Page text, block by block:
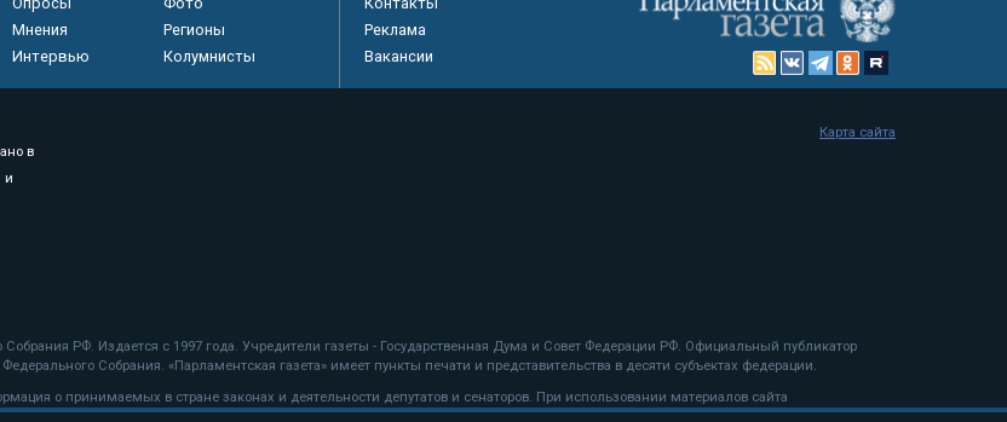
Мнения
Регионы
Интервью Колумнисты
Реклама
Вакансии
в
и
РФ. Издается с 1997 года. Учредители газеты - Государственная Дума и Совет Федерации РФ. Официальный публикатор
Собрания. «Парламентская газета» имеет пункты печати и представительства в десяти субъектах федерации.
о принимаемых в стране законах и деятельности депутатов и сенаторов. При использовании материалов сайта
Карта сайта